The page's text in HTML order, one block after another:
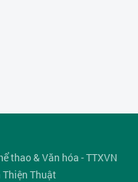
thao & Văn hóa - TTXVN
Thiện Thuật